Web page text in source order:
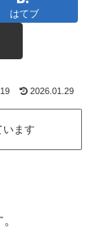
はてブ
2026.01.29
います